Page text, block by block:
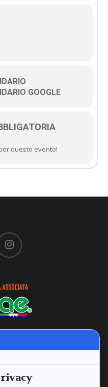
GOOGLE
questo evento!